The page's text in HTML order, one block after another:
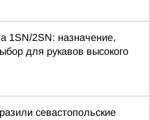
1SN/2SN: назначение,
для рукавов высокого
севастопольские